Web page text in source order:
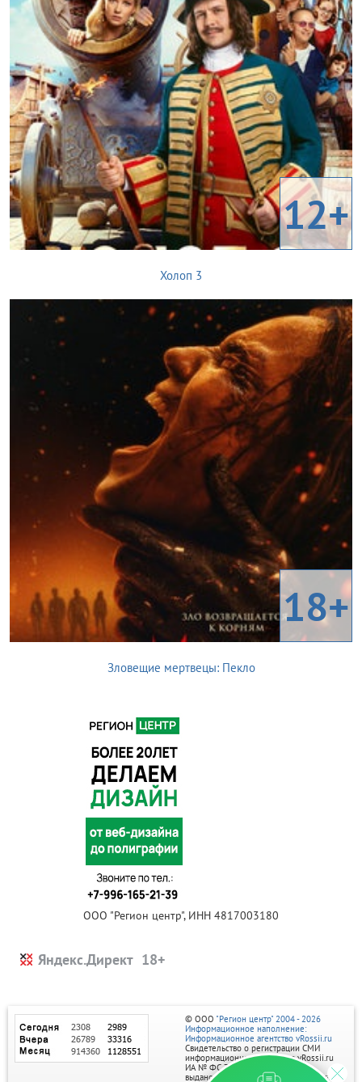
12+
Холоп 3
18+
Зловещие мертвецы: Пекло
ООО "Регион центр", ИНН 4817003180
Яндекс.Директ
© ООО "Регион центр" 2004 - 2026
Информационное наполнение:
Информационное агентство vRossii.ru
Свидетельство о регистрации СМИ
информационного агентства vRossii.ru
ИА № ФС 77‑35502
выдано РОСКОМНАДЗОРом 04 марта